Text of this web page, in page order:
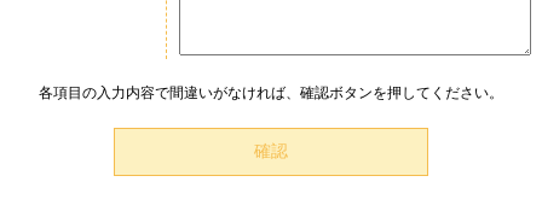
た
満足度：
各項目の入力内容で間違いがなければ、確認ボタンを押してください。